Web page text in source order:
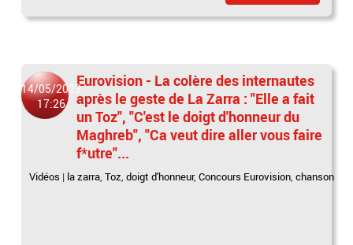
14/05/2023
17:26
Eurovision - La colère des internautes
après le geste de La Zarra : "Elle a fait
un Toz", "C'est le doigt d'honneur du
Maghreb", "Ca veut dire aller vous faire
f*utre"...
Vidéos | la zarra,Toz,doigt d'honneur,Concours Eurovision,chanson